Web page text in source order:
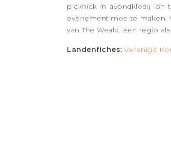
picknick in avondkledij
evenement mee te maken.
van The Weald, een regio
Landenfiches: Verenigd